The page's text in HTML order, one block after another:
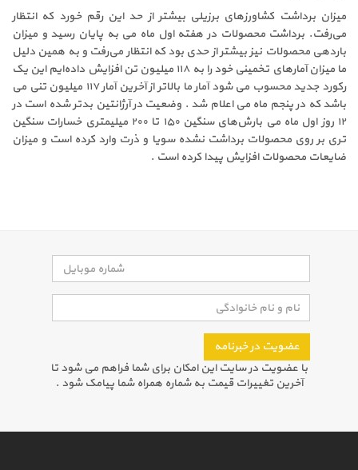
میزان برداشت کشاورزهای برزیلی بیشتر از حد این رقم خورد که انتظار
می‌رفت. برداشت محصولات در هفته اول ماه می به پایان رسید و میزان
باردهی محصولات نیز بیشتر از حدی بود که انتظار می‌رفت و به همین دلیل
ما میزان آمارهای تخمینی خود را به ۱۱۸ میلیون تن افزایش داده‌ایم این یک
رکورد جدید محسوب می شود آمار ما بالاتر از آخرین آمار ۱۱۷ میلیون تنی می
باشد که در پنجم ماه می اعلام شد . وضعیت در آرژانتین بدتر شده است در
۱۲ روز اول ماه می بارش‌های سنگین ۱۵۰ تا ۲۰۰ میلیمتری خسارات سنگین
تری بر روی محصولات برداشت نشده سویا و ذرت وارد کرده است و میزان
ضایعات محصولات افزایش پیدا کرده است .
عضویت در خبرنامه
با عضویت در سایت این امکان برای شما فراهم می شود تا
آخرین تغییرات قیمت به شماره همراه شما پیامک شود .